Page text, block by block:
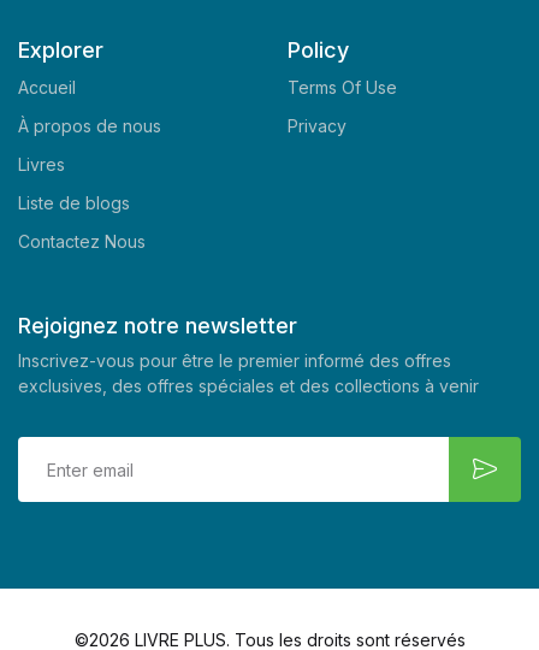
Explorer
Accueil
À propos de nous
Livres
Liste de blogs
Contactez Nous
Policy
Terms Of Use
Privacy
Rejoignez notre newsletter
Inscrivez-vous pour être le premier informé des offres
exclusives, des offres spéciales et des collections à venir
©2026 LIVRE PLUS. Tous les droits sont réservés